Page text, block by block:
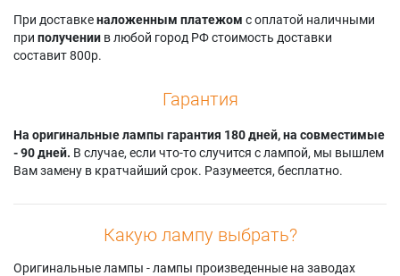
Christie DS +65
Christie DS+65
Christie DS+650
Christie HD450
Projectiondesign
Avielo Optix 1080
CINEO35
Projectiondesign
F3+ SX+
F3+ SXGA
Projectiondesign
F3+ SXGA+
F30 1080
F35 AS3D WUXGA
Projectiondesign
FL32 1080
Projectiondesign
FL32 WUXGA
При доставкеналоженным платежом с оплатой наличными
при получении в любой город РФ стоимость доставки
составит 800р.
Гарантия
На оригинальные лампы гарантия 180 дней, на совместимые
- 90 дней. В случае, если что-то случится с лампой, мы вышлем
Вам замену в кратчайший срок. Разумеется, бесплатно.
Какую лампу выбрать?
Оригинальные лампы - лампы произведенные на заводах